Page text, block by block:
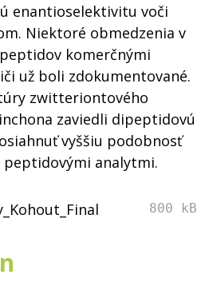
enantioselektivitu voči
Niektoré obmedzenia v
komerčnými
už boli zdokumentované.
zwitteriontového
zaviedli dipeptidovú
vyššiu podobnosť
analytmi.
800 kB